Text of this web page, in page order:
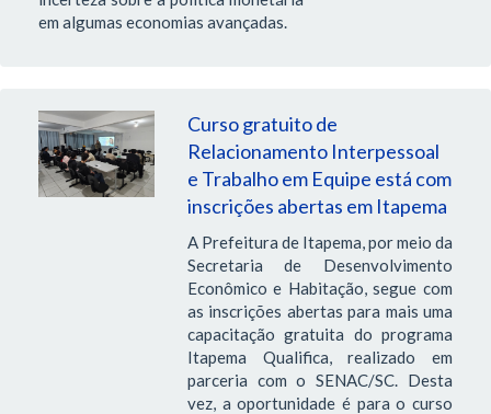
em algumas economias avançadas.
Curso gratuito de
Relacionamento Interpessoal
e Trabalho em Equipe está com
inscrições abertas em Itapema
A Prefeitura de Itapema, por meio da
Secretaria de Desenvolvimento
Econômico e Habitação, segue com
as inscrições abertas para mais uma
capacitação gratuita do programa
Itapema Qualifica, realizado em
parceria com o SENAC/SC. Desta
vez, a oportunidade é para o curso